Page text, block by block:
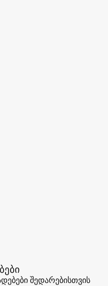
შედარებისთვის